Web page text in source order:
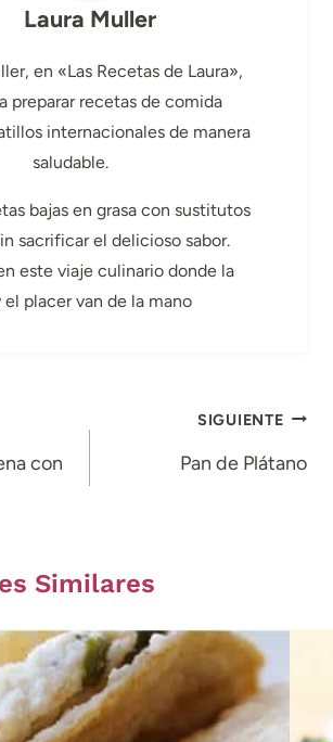
Laura Muller
en «Las Recetas de Laura»,
preparar recetas de comida
internacionales de manera
saludable.
bajas en grasa con sustitutos
sacrificar el delicioso sabor.
este viaje culinario donde la
el placer van de la mano
con
SIGUIENTE
Pan de Plátano
Similares